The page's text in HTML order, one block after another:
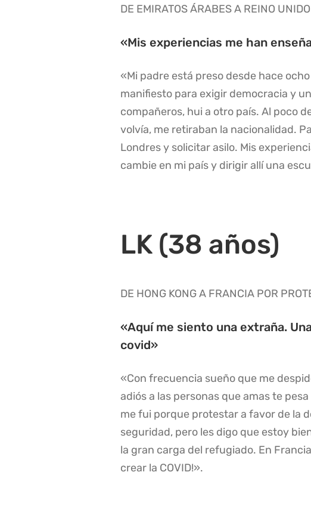
DE EMIRATOS ÁRABES A REINO
«Mis experiencias me han
«Mi padre está preso desde hace
manifiesto para exigir democracia y
compañeros, hui a otro país. Al poco
volvía, me retiraban la nacionalidad.
Londres y solicitar asilo. Mis
cambie en mi país y dirigir allí una
LK (38 años)
DE HONG KONG A FRANCIA POR
«Aquí me siento una extraña.
covid»
«Con frecuencia sueño que me
adiós a las personas que amas te
me fui porque protestar a favor de la
seguridad, pero les digo que estoy
la gran carga del refugiado. En
crear la COVID!».